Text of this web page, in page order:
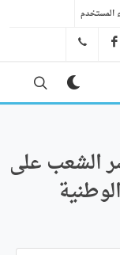
المستخدم
FB
الشعب على